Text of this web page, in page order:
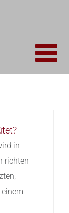
in
richten